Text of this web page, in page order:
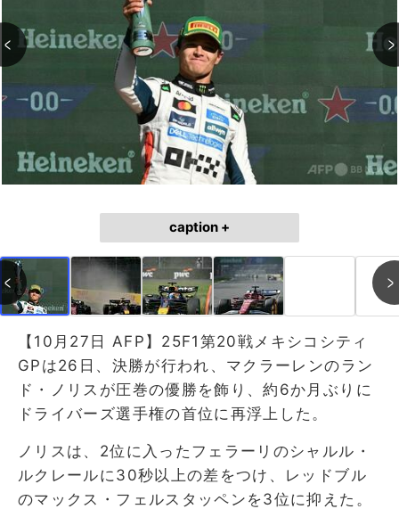
caption +
【10月27日 AFP】25F1第20戦メキシコシティ
GPは26日、決勝が行われ、マクラーレンのラン
ド・ノリスが圧巻の優勝を飾り、約6か月ぶりに
ドライバーズ選手権の首位に再浮上した。
ノリスは、2位に入ったフェラーリのシャルル・
ルクレールに30秒以上の差をつけ、レッドブル
のマックス・フェルスタッペンを3位に抑えた。